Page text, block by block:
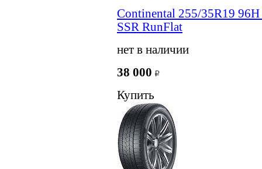
Continental 255/35R19
SSR RunFlat
нет в наличии
38 000
Купить